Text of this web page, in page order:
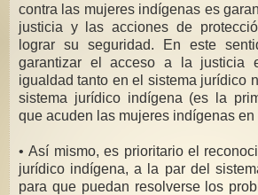
contra las mujeres indígenas es
justicia y las acciones de
lograr su seguridad. En este
garantizar el acceso a la justicia
igualdad tanto en el sistema jurídico
sistema jurídico indígena (es la
que acuden las mujeres indígenas
• Así mismo, es prioritario el
jurídico indígena, a la par del
para que puedan resolverse los